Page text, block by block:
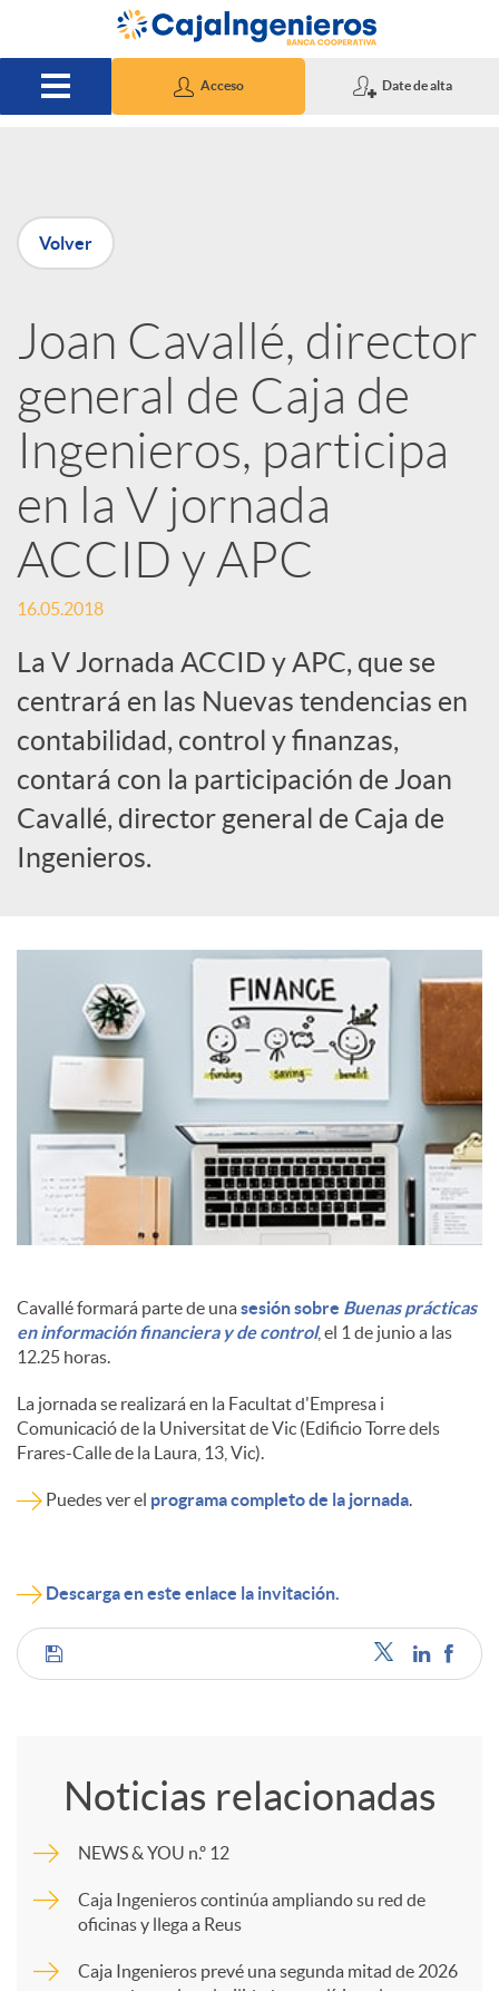
Saltar al contenido principal
Acceso Date de alta
P
u
b
l
i
c
d
o
r
o
n
e
n
i
o
Volver
Joan Cavallé, director
general de Caja de
Ingenieros, participa
en la V jornada
ACCID y APC
16.05.2018
La V Jornada ACCID y APC, que se
centrará en las Nuevas tendencias en
contabilidad, control y finanzas,
contará con la participación de Joan
Cavallé, director general de Caja de
Ingenieros.
Cavallé formará parte de unasesión sobre Buenas prácticas
en información financiera y de control, el 1 de junio a las
12.25 horas.
La jornada se realizará en la Facultat d'Empresa i
Comunicació de la Universitat de Vic (Edificio Torre dels
Frares-Calle de la Laura, 13, Vic).
Puedes ver el programa completo de la jornada.
Descarga en este enlace la invitación.
C
p
a
Noticias relacionadas
NEWS & YOU n.º 12
Caja Ingenieros continúa ampliando su red de
oficinas y llega a Reus
Caja Ingenieros prevé una segunda mitad de 2026